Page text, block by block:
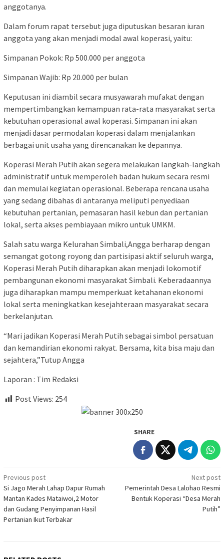
anggotanya.
Dalam forum rapat tersebut juga diputuskan besaran iuran
anggota yang akan menjadi modal awal koperasi, yaitu:
Simpanan Pokok: Rp 500.000 per anggota
Simpanan Wajib: Rp 20.000 per bulan
Keputusan ini diambil secara musyawarah mufakat dengan
mempertimbangkan kemampuan rata-rata masyarakat serta
kebutuhan operasional awal koperasi. Simpanan ini akan
menjadi dasar permodalan koperasi dalam menjalankan
berbagai unit usaha yang direncanakan ke depannya.
Koperasi Merah Putih akan segera melakukan langkah-langkah
administratif untuk memperoleh badan hukum secara resmi
dan memulai kegiatan operasional. Beberapa rencana usaha
yang sedang dibahas di antaranya meliputi penyediaan
kebutuhan pertanian, pemasaran hasil kebun dan pertanian
lokal, serta akses pembiayaan mikro untuk UMKM.
Salah satu warga Kelurahan Simbali,Angga berharap dengan
semangat gotong royong dan partisipasi aktif seluruh warga,
Koperasi Merah Putih diharapkan akan menjadi lokomotif
pembangunan ekonomi masyarakat Simbali. Keberadaannya
juga diharapkan mampu memperkuat ketahanan ekonomi
lokal serta meningkatkan kesejahteraan masyarakat secara
berkelanjutan.
“Mari jadikan Koperasi Merah Putih sebagai simbol persatuan
dan kemandirian ekonomi rakyat. Bersama, kita bisa maju dan
sejahtera,”Tutup Angga
Laporan : Tim Redaksi
Post Views: 254
SHARE
Post
navigation
Previous post
Si Jago Merah Lahap Dapur Rumah
Mantan Kades Mataiwoi,2 Motor
dan Gudang Penyimpanan Hasil
Pertanian Ikut Terbakar
Next post
Pemerintah Desa Lalohao Resmi
Bentuk Koperasi “Desa Merah
Putih”